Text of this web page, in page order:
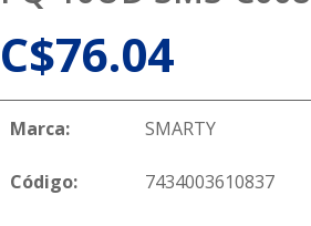
C$76.04
Marca: SMARTY
Código: 7434003610837